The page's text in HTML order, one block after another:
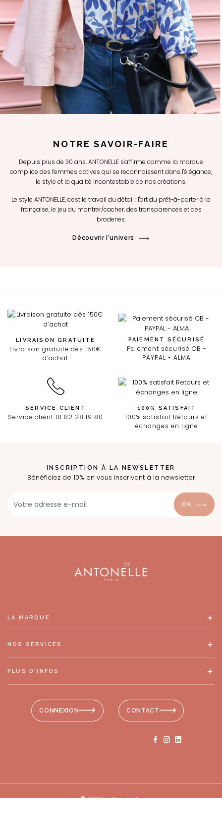
NOTRE SAVOIR-FAIRE
Depuis plus de 30 ans, ANTONELLE s'affirme comme la marque
complice des femmes actives qui se reconnaissent dans l'élégance,
le style et la qualité incontestable de nos créations.
Le style ANTONELLE, c'est le travail du détail : l'art du prêt-à-porter à la
française, le jeu du montrer/cacher, des transparences et des
broderies.
Découvrir l'univers
LIVRAISON GRATUITE
Livraison gratuite dès 150€
d’achat
PAIEMENT SÉCURISÉ
Paiement sécurisé CB -
PAYPAL - ALMA
SERVICE CLIENT
Service client 01 82 28 19 80
100% SATISFAIT
100% satisfait Retours et
échanges en ligne
INSCRIPTION À LA NEWSLETTER
Bénéficiez de 10% en vous inscrivant à la newsletter
OK
CONNEXION CONTACT
LA MARQUE
NOS SERVICES
PLUS D'INFOS
© 2026 - Antonelle